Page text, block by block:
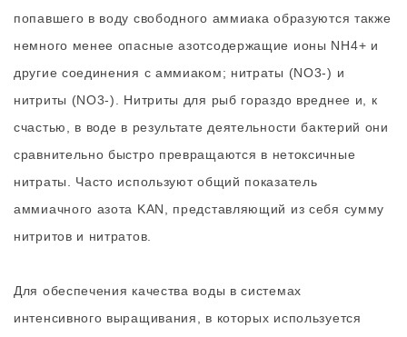
попавшего в воду свободного аммиака образуются также
немного менее опасные азотсодержащие ионы NH4+ и
другие соединения с аммиаком; нитраты (NO3-) и
нитриты (NO3-). Нитриты для рыб гораздо вреднее и, к
счастью, в воде в результате деятельности бактерий они
сравнительно быстро превращаются в нетоксичные
нитраты. Часто используют общий показатель
аммиачного азота KAN, представляющий из себя сумму
нитритов и нитратов.
Для обеспечения качества воды в системах
интенсивного выращивания, в которых используется